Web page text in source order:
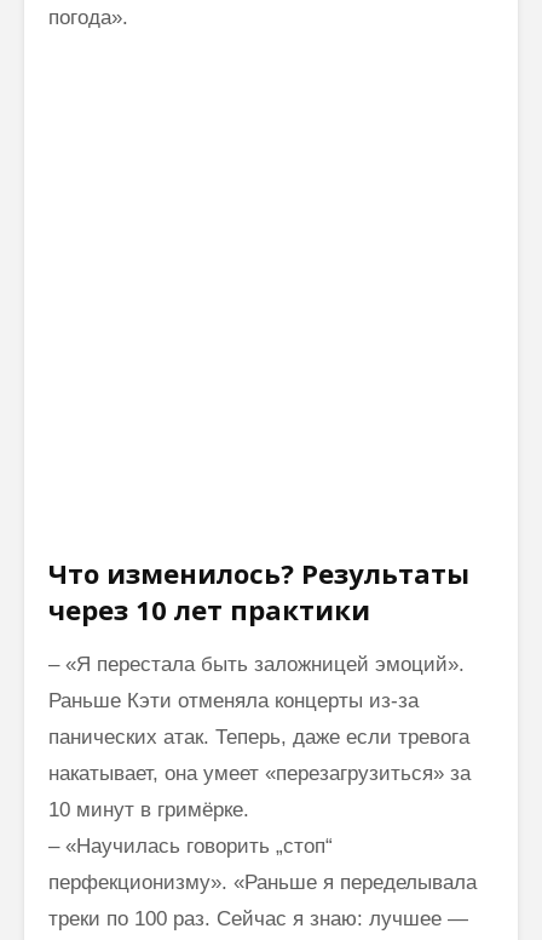
погода».
Что изменилось? Результаты
через 10 лет практики
– «Я перестала быть заложницей эмоций».
Раньше Кэти отменяла концерты из-за
панических атак. Теперь, даже если тревога
накатывает, она умеет «перезагрузиться» за
10 минут в гримёрке.
– «Научилась говорить „стоп“
перфекционизму». «Раньше я переделывала
треки по 100 раз. Сейчас я знаю: лучшее —